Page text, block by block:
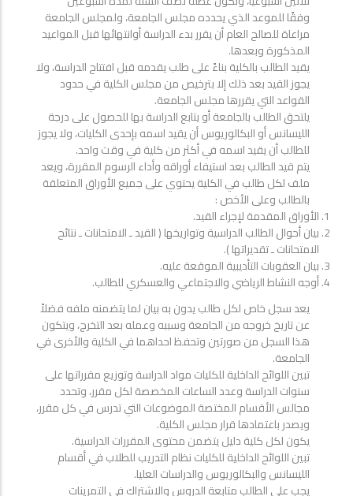
وفقًا للموعد الذي يحدده مجلس الجامعة، ولمجلس الجامعة
مراعاة للصالح العام أن يقرر بدء الدراسة أوانتهائها قبل المواعيد
المذكورة وبعدها.
يقيد الطالب بالكلية بناءً على طلب يقدمه قبل افتتاح الدراسة، ولا
يجوز القيد بعد ذلك إلا بترخيص من مجلس الكلية في حدود
القواعد التي يقررها مجلس الجامعة.
يلتحق الطالب بالجامعة أو يتابع الدراسة بها للحصول على درجة
الليسانس أو البكالوريوس أن يقيد اسمه بإحدى الكليات، ولا يجوز
للطالب أن يقيد اسمه في أكثر من كلية في وقت واحد.
يتم قيد الطالب بعد استيفاء أوراقه وأداء الرسوم المقررة، ويعد
ملف لكل طالب في الكلية يحتوي على جميع الأوراق المتعلقة
بالطالب وعلى الأخص :
الأوراق المقدمة لإجراء القيد.
بيان أحوال الطالب الدراسية وتواريخها ( القيد ـ الامتحانات ـ نتائح
الامتحانات ـ تقديراتها ).
بيان العقوبات التأديبية الموقعة عليه.
أوجه النشاط الرياضي والاجتماعي والعسكري للطالب.
يعد سجل خاص لكل طالب يدون به بيان لما يتضمنه ملفه فضلاً
عن تاريخ خروجه من الجامعة وسببه وعمله بعد التخرج، ويتكون
هذا السجل من صورتين وتحفظ احداهما في الكلية والأخرى في
الجامعة.
تبين اللوائح الداخلية للكليات مواد الدراسة وتوزيع مقرراتها على
سنوات الدراسة وعدد الساعات المخصصة لكل مقرر، وتحدد
مجالس الأقسام المختصة الموضوعات التي تدرس في كل مقرر،
ويصدر باعتمادها قرار مجلس الكلية.
يكون لكل كلية دليل يتضمن محتوى المقررات الدراسية.
تبين اللوائح الداخلية للكليات نظام التدريب للطلاب في أقسام
الليسانس والبكالوريوس والدراسات العليا.
يجب على الطالب متابعة الدروس والاشتراك في التمرينات